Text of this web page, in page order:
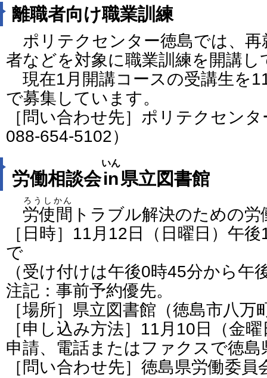
離職者向け職業訓練
ポリテクセンター徳島では、再
者などを対象に職業訓練を開講し
現在1月開講コースの受講生を
で募集しています。
［問い合わせ先］ポリテクセン
088-654-5102）
労働相談会in
いん
県立図書館
労使間
ろうしかん
トラブル解決のための
［日時］11月12日（日曜日）午
で
（受け付けは午後0時45分から午
注記：事前予約優先。
［場所］県立図書館（徳島市八万
［申し込み方法］11月10日（金
申請、電話またはファクスで徳
［問い合わせ先］徳島県労働委員